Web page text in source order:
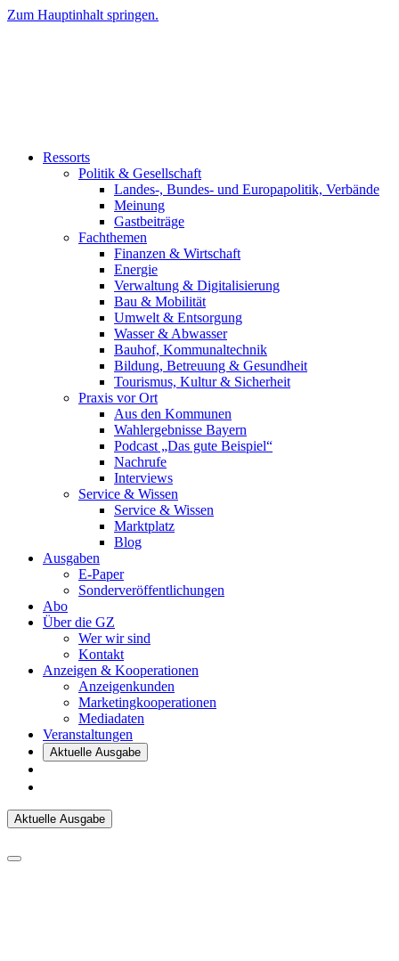
Zum Hauptinhalt springen.
Ressorts
Politik & Gesellschaft
Landes-, Bundes- und Europapolitik, Verbände
Meinung
Gastbeiträge
Fachthemen
Finanzen & Wirtschaft
Energie
Verwaltung & Digitalisierung
Bau & Mobilität
Umwelt & Entsorgung
Wasser & Abwasser
Bauhof, Kommunaltechnik
Bildung, Betreuung & Gesundheit
Tourismus, Kultur & Sicherheit
Praxis vor Ort
Aus den Kommunen
Wahlergebnisse Bayern
Podcast „Das gute Beispiel“
Nachrufe
Interviews
Service & Wissen
Service & Wissen
Marktplatz
Blog
Ausgaben
E-Paper
Sonderveröffentlichungen
Abo
Über die GZ
Wer wir sind
Kontakt
Anzeigen & Kooperationen
Anzeigenkunden
Marketingkooperationen
Mediadaten
Veranstaltungen
Aktuelle Ausgabe
Aktuelle Ausgabe